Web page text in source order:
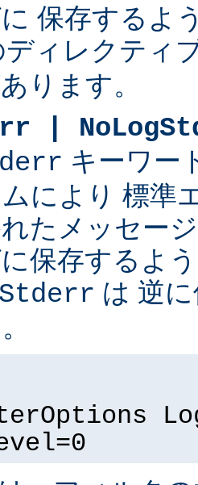
保存するよ
ディレクティ
ります。
|
キーワー
により 標準
たメッセー
保存するよ
は 逆